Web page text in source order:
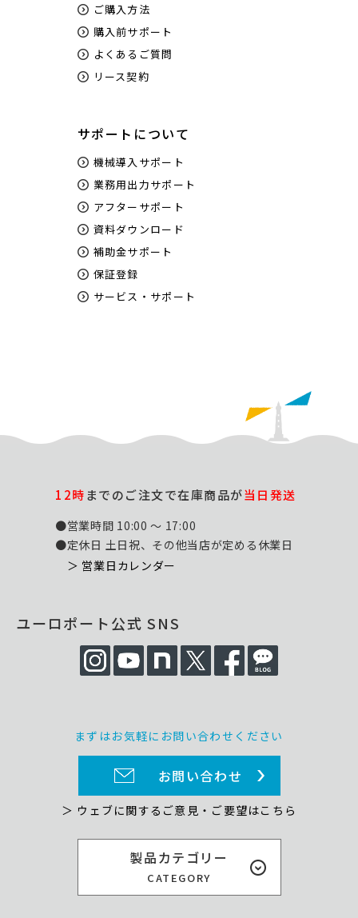
ご購入方法
購入前サポート
よくあるご質問
リース契約
サポートについて
機械導入サポート
業務用出力サポート
アフターサポート
資料ダウンロード
補助金サポート
保証登録
サービス・サポート
製品カテゴリー
CATEGORY
12時までのご注文で在庫商品が当日発送
●営業時間 10:00 ～ 17:00
●定休日 土日祝、その他当店が定める休業日
＞ 営業日カレンダー
ユーロポート公式 SNS
まずはお気軽にお問い合わせください
お問い合わせ
＞ ウェブに関するご意見・ご要望はこちら